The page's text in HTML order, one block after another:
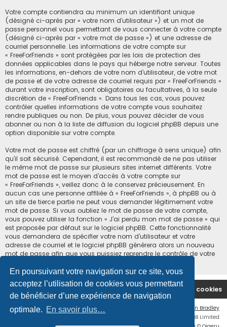
En poursuivant votre navigation sur ce site, vous
acceptez l’utilisation de cookies vous permettant
de bénéficier d’une expérience de navigation
optimale. En savoir plus…
Votre compte contiendra au minimum un identifiant unique
(désigné ci-après par « votre nom d’utilisateur ») et un mot de
passe personnel vous permettant de vous connecter à votre compte
(désigné ci-après par « votre mot de passe ») et une adresse de
courriel personnelle. Les informations de votre compte sur
« FreeForFriends » sont protégées par les lois de protection des
données applicables dans le pays qui héberge notre serveur. Toutes
les informations, en-dehors de votre nom d’utilisateur, de votre mot
de passe et de votre adresse de courriel requis par « FreeForFriends »
durant votre inscription, sont obligatoires ou facultatives, à la seule
discrétion de « FreeForFriends ». Dans tous les cas, vous pouvez
contrôler quelles informations de votre compte vous souhaitez
rendre publiques ou non. De plus, vous pouvez décider de vous
abonner ou non à la liste de diffusion du logiciel phpBB depuis une
option disponible sur votre compte.
Votre mot de passe est chiffré (par un chiffrage à sens unique) afin
qu’il soit sécurisé. Cependant, il est recommandé de ne pas utiliser
le même mot de passe sur plusieurs sites internet différents. Votre
mot de passe est le moyen d’accès à votre compte sur
« FreeForFriends », veillez donc à le conservez précieusement. En
aucun cas une personne affiliée à « FreeForFriends », à phpBB ou à
un site de tierce partie ne peut vous demander légitimement votre
mot de passe. Si vous oubliez le mot de passe de votre compte,
vous pouvez utiliser la fonction « J’ai perdu mon mot de passe » qui
est proposée par défaut sur le logiciel phpBB. Cette fonctionnalité
vous demandera de spécifier votre nom d’utilisateur et votre
adresse de courriel et le logiciel phpBB générera alors un nouveau
mot de passe afin que vous puissiez reprendre le contrôle de votre
Accueil du forum Supprimer les cookies
Ian Bradley
® Forum Software © phpBB Limited